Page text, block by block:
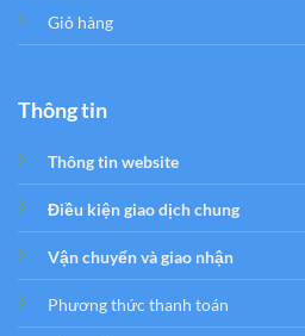
Giỏ hàng
Thông tin
Thông tin website
Điều kiện giao dịch chung
Vận chuyển và giao nhận
Phương thức thanh toán